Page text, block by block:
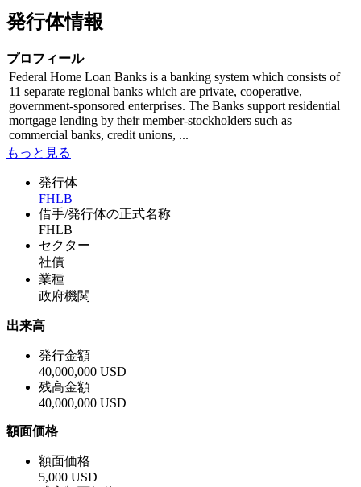
発行体情報
プロフィール
Federal Home Loan Banks is a banking system which consists of
11 separate regional banks which are private, cooperative,
government-sponsored enterprises. The Banks support residential
mortgage lending by their member-stockholders such as
commercial banks, credit unions, ...
もっと見る
発行体
FHLB
借手/発行体の正式名称
FHLB
セクター
社債
業種
政府機関
出来高
発行金額
40,000,000 USD
残高金額
40,000,000 USD
額面価格
額面価格
5,000 USD